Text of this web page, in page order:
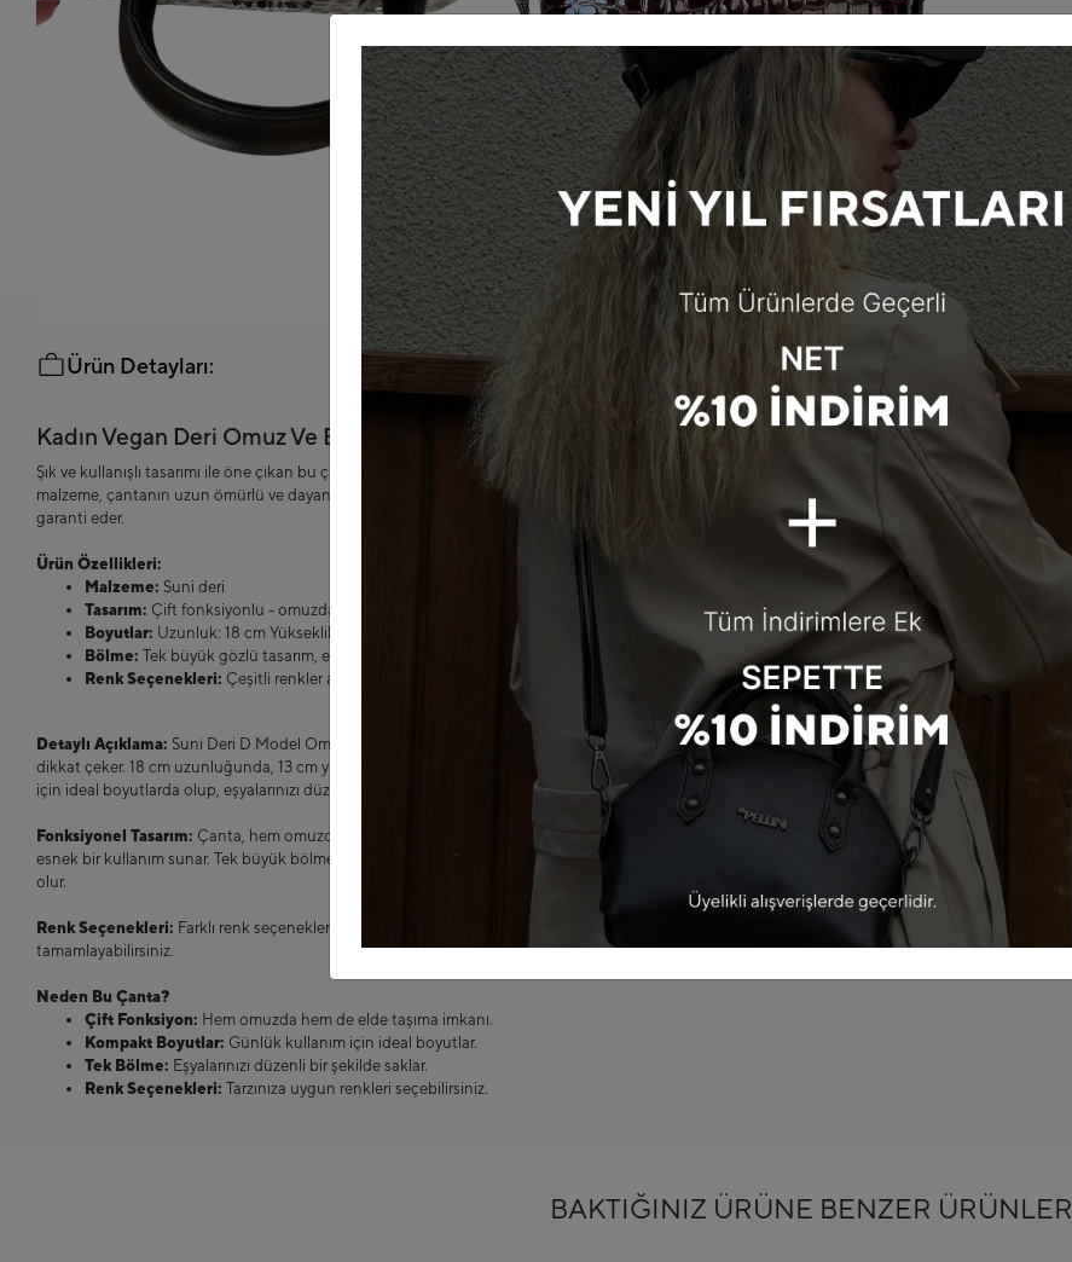
Ürün Detayları: Ürün Kodu: bypellini-041
Kadın Vegan Deri Omuz Ve El Çantası Acı Kahve Kabartma Croco
Şık ve kullanışlı tasarımı ile öne çıkan bu çanta, hem omuzda hem de elde taşıma imkanı sunar. Suni deri
malzeme, çantanın uzun ömürlü ve dayanıklı olmasını sağlar, fermuarlı tasarımı ise eşyalarınızın güvenliğini
garanti eder.
Ürün Özellikleri:
Malzeme: Suni deri
Tasarım: Çift fonksiyonlu - omuzda taşınabilir ve elde tutulabilir
Boyutlar: Uzunluk: 18 cm Yükseklik: 13 cm Genişlik: 6 cm
Bölme:Tek büyük gözlü tasarım, eşyalarınızı düzenli bir şekilde saklar
Renk Seçenekleri: Çeşitli renkler arasından tarzınıza uygun olanı seçebilirsiniz
Detaylı Açıklama: Suni Deri D Model Omuz ve Elde Tutmalı Çanta, şık görünümü ve çok yönlü kullanımı ile
dikkat çeker. 18 cm uzunluğunda, 13 cm yüksekliğinde ve 6 cm genişliğinde olan bu çanta, günlük kullanım
için ideal boyutlarda olup, eşyalarınızı düzenli bir şekilde saklamanıza olanak tanır.
Fonksiyonel Tasarım: Çanta, hem omuzda rahatça taşınabilen hem de elde tutulabilen askısı sayesinde
esnek bir kullanım sunar. Tek büyük bölmesi, eşyalarınızı düzenli ve güvenli bir şekilde taşımanıza yardımcı
olur.
Renk Seçenekleri: Farklı renk seçenekleri ile tarzınıza ve zevkinize uygun olanı seçebilir, şıklığınızı
tamamlayabilirsiniz.
Neden Bu Çanta?
Çift Fonksiyon: Hem omuzda hem de elde taşıma imkanı.
Kompakt Boyutlar: Günlük kullanım için ideal boyutlar.
Tek Bölme: Eşyalarınızı düzenli bir şekilde saklar.
Renk Seçenekleri:Tarzınıza uygun renkleri seçebilirsiniz.
BAKTIĞINIZ ÜRÜNE BENZER ÜRÜNLER